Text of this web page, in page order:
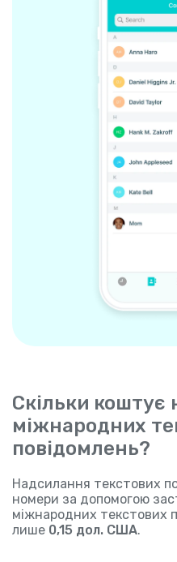
Скільки коштує
міжнародних
повідомлень?
Надсилання текстових
номери за допомогою
міжнародних текстових
лише 0,15 дол. США.